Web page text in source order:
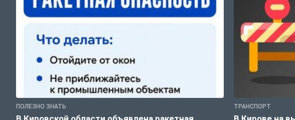
ПОЛЕЗНО ЗНАТЬ ТРАНСПОРТ